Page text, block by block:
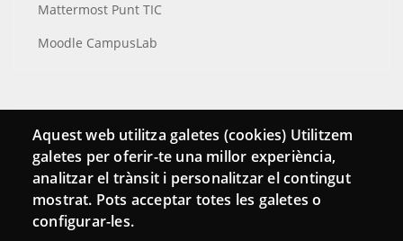
Mattermost Punt TIC
Moodle CampusLab
Connecta
Bustia de contacte
Butlletins
Aquest web utilitza galetes (cookies) Utilitzem
galetes per oferir-te una millor experiència,
analitzar el trànsit i personalitzar el contingut
mostrat. Pots acceptar totes les galetes o
configurar-les.